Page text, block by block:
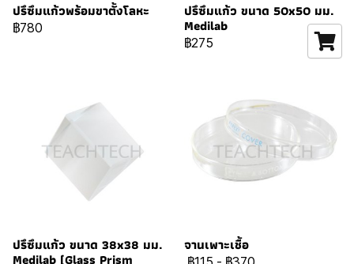
ปรึซึมแก้วพร้อมขาตั้งโลหะ
฿780
ปรึซึมแก้ว ขนาด 50x50 มม.
Medilab
฿275
ปรึซึมแก้ว ขนาด 38x38 มม.
Medilab (Glass Prism
จานเพาะเชื้อ